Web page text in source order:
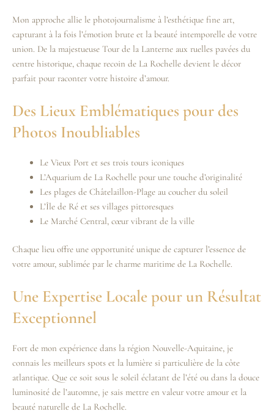
Mon approche allie le photojournalisme à l’esthétique fine art,
capturant à la fois l’émotion brute et la beauté intemporelle de votre
union. De la majestueuse Tour de la Lanterne aux ruelles pavées du
centre historique, chaque recoin de La Rochelle devient le décor
parfait pour raconter votre histoire d’amour.
Des Lieux Emblématiques pour des
Photos Inoubliables
Le Vieux Port et ses trois tours iconiques
L’Aquarium de La Rochelle pour une touche d’originalité
Les plages de Châtelaillon-Plage au coucher du soleil
L’Île de Ré et ses villages pittoresques
Le Marché Central, cœur vibrant de la ville
Chaque lieu offre une opportunité unique de capturer l’essence de
votre amour, sublimée par le charme maritime de La Rochelle.
Une Expertise Locale pour un Résultat
Exceptionnel
Fort de mon expérience dans la région Nouvelle-Aquitaine, je
connais les meilleurs spots et la lumière si particulière de la côte
atlantique. Que ce soit sous le soleil éclatant de l’été ou dans la douce
luminosité de l’automne, je sais mettre en valeur votre amour et la
beauté naturelle de La Rochelle.